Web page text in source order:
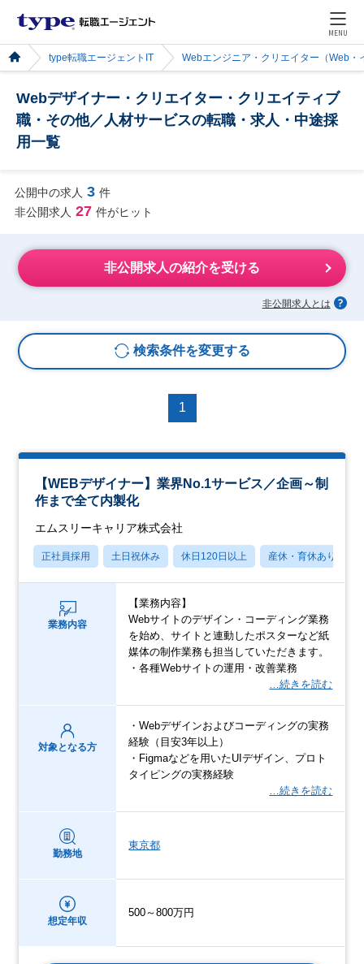
MENU
type転職エージェントIT Webエンジニア・クリエイター（Web・
Webデザイナー・クリエイター・クリエイティブ
職・その他／人材サービスの転職・求人・中途採
用一覧
公開中の求人 3 件
非公開求人 27 件がヒット
非公開求人の紹介を受ける
非公開求人とは
検索条件を変更する
1
【WEBデザイナー】業界No.1サービス／企画～制
作まで全て内製化
エムスリーキャリア株式会社
正社員採用 土日祝休み 休日120日以上 産休・育休あり
業務内容
【業務内容】
Webサイトのデザイン・コーディング業務
を始め、サイトと連動したポスターなど紙
媒体の制作業務も担当していただきます。
・各種Webサイトの運用・改善業務
…続きを読む
対象となる方
・Webデザインおよびコーディングの実務
経験（目安3年以上）
・Figmaなどを用いたUIデザイン、プロト
タイピングの実務経験
…続きを読む
勤務地
東京都
想定年収
500～800万円